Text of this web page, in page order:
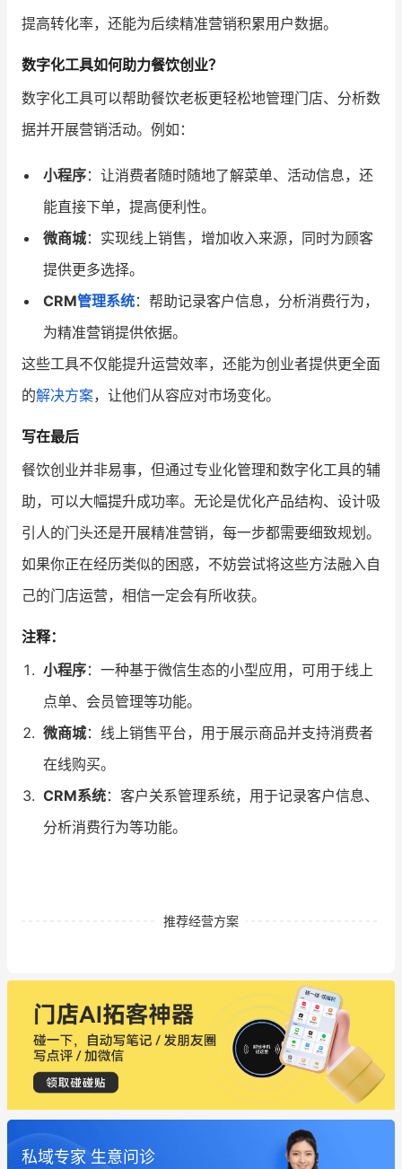
提高转化率，还能为后续精准营销积累用户数据。
数字化工具如何助力餐饮创业？
数字化工具可以帮助餐饮老板更轻松地管理门店、分析数
据并开展营销活动。例如：
小程序：让消费者随时随地了解菜单、活动信息，还
能直接下单，提高便利性。
微商城：实现线上销售，增加收入来源，同时为顾客
提供更多选择。
CRM管理系统：帮助记录客户信息，分析消费行为，
为精准营销提供依据。
这些工具不仅能提升运营效率，还能为创业者提供更全面
的解决方案，让他们从容应对市场变化。
写在最后
餐饮创业并非易事，但通过专业化管理和数字化工具的辅
助，可以大幅提升成功率。无论是优化产品结构、设计吸
引人的门头还是开展精准营销，每一步都需要细致规划。
如果你正在经历类似的困惑，不妨尝试将这些方法融入自
己的门店运营，相信一定会有所收获。
注释：
小程序：一种基于微信生态的小型应用，可用于线上
点单、会员管理等功能。
微商城：线上销售平台，用于展示商品并支持消费者
在线购买。
CRM系统：客户关系管理系统，用于记录客户信息、
分析消费行为等功能。
推荐经营方案
私域专家 生意问诊